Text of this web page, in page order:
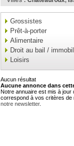
Grossistes
Prêt-à-porter
Alimentaire
Droit au bail /
Loisirs
Aucun résultat
Aucune annonce dans
Notre annuaire est mis à jour
correspond à vos critères
notre newsletter.